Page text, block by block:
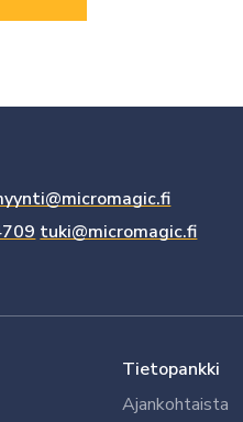
tuki@micromagic.fi
Tietopankki
Ajankohtaista